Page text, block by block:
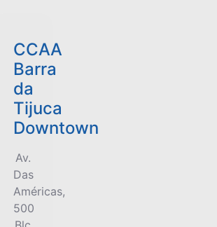
CCAA
Barra
da
Tijuca
Downtown
Av.
Das
Américas,
500